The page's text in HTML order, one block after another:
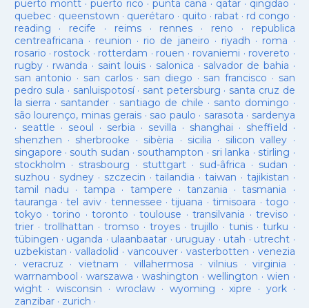
puerto montt· puerto rico ·punta cana · qatar · qingdao ·
quebec· queenstown · querétaro · quito · rabat · rd congo ·
reading · recife · reims· rennes · reno · republica
centreafricana · reunion · rio de janeiro · riyadh · roma ·
rosario · rostock · rotterdam · rouen · rovaniemi · rovereto ·
rugby· rwanda · saint louis · salonica · salvador de bahia ·
san antonio · san carlos· san diego · san francisco · san
pedro sula · sanluispotosí· sant petersburg · santa cruz de
la sierra · santander · santiago de chile · santo domingo ·
são lourenço, minas gerais · sao paulo · sarasota · sardenya
· seattle · seoul · serbia · sevilla · shanghai · sheffield ·
shenzhen · sherbrooke · sibèria · sicilia · silicon valley ·
singapore · south sudan · southampton · sri lanka · stirling ·
stockholm · strasbourg · stuttgart· sud-âfrica · sudan ·
suzhou · sydney · szczecin ·tailandia ·taiwan · tajikistan ·
tamil nadu ·tampa · tampere · tanzania ·tasmania ·
tauranga ·tel aviv· tennessee ·tijuana ·timisoara ·togo ·
tokyo ·torino ·toronto ·toulouse ·transilvania ·treviso ·
trier· trollhattan · tromso · troyes·trujillo ·tunis ·turku ·
tübingen · uganda · ulaanbaatar · uruguay · utah · utrecht ·
uzbekistan · valladolid · vancouver· vasterbotten · venezia
· veracruz · vietnam · villahermosa ·vilnius ·virginia ·
warrnambool ·warszawa ·washington · wellington · wien ·
wight· wisconsin ·wroclaw · wyoming ·xipre · york·
zanzibar· zurich ·